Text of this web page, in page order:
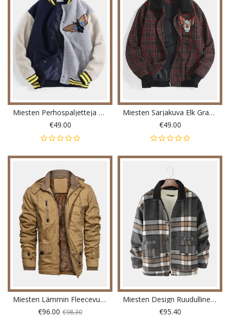
Miesten Perhospaljetteja Applikoitu Patchwork Tasku Baseball-Kaulus Nalletakki
€49.00
Miesten Sarjakuva Elk Graphics Vintage Plaid Borg-Kaulustakki Taskulla
€49.00
Miesten Lämmin Fleecevuorattu Vintage Paksuhupullinen Takki Monitaskulla
€96.00 €98.30
Miesten Design Ruudullinen Paksu Pitkähihainen Lämmin Duffle Takki Taskulla
€95.40